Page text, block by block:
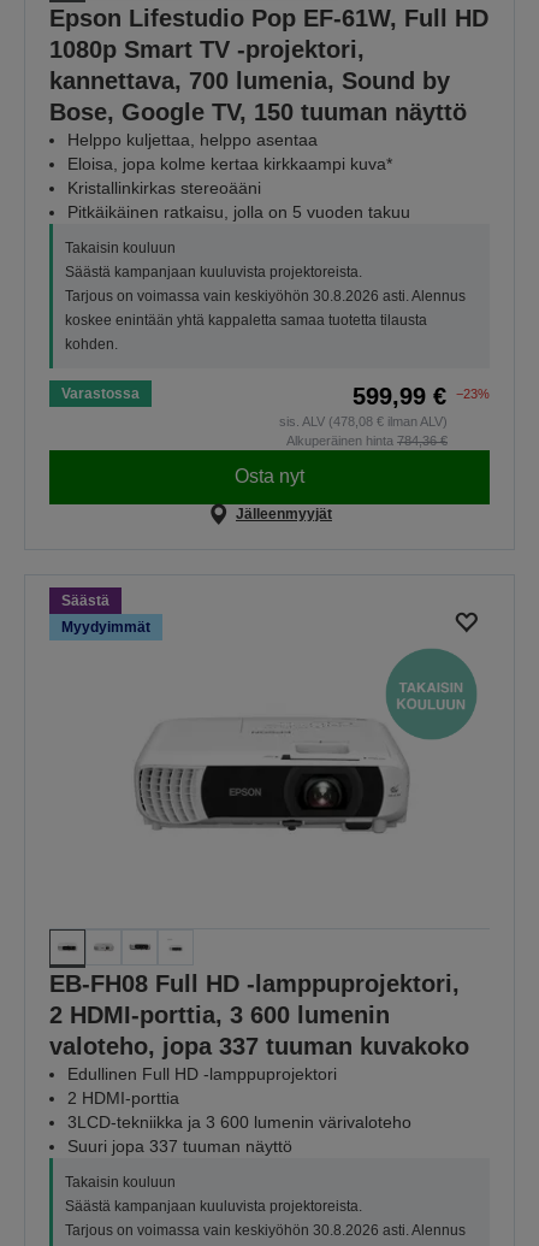
Epson Lifestudio Pop EF-61W, Full HD
1080p Smart TV ‑projektori,
kannettava, 700 lumenia, Sound by
Bose, Google TV, 150 tuuman näyttö
Helppo kuljettaa, helppo asentaa
Eloisa, jopa kolme kertaa kirkkaampi kuva*
Kristallinkirkas stereoääni
Pitkäikäinen ratkaisu, jolla on 5 vuoden takuu
Takaisin kouluun
Säästä kampanjaan kuuluvista projektoreista.
Tarjous on voimassa vain keskiyöhön 30.8.2026 asti. Alennus
koskee enintään yhtä kappaletta samaa tuotetta tilausta
kohden.
Varastossa 599,99 €
−23%
sis. ALV (478,08 € ilman ALV)
Alkuperäinen hinta 784,36 €
Osta nyt
Jälleenmyyjät
Säästä
Myydyimmät
EB-FH08 Full HD -lamppuprojektori,
2 HDMI-porttia, 3 600 lumenin
valoteho, jopa 337 tuuman kuvakoko
Edullinen Full HD -lamppuprojektori
2 HDMI-porttia
3LCD-tekniikka ja 3 600 lumenin värivaloteho
Suuri jopa 337 tuuman näyttö
Takaisin kouluun
Säästä kampanjaan kuuluvista projektoreista.
Tarjous on voimassa vain keskiyöhön 30.8.2026 asti. Alennus